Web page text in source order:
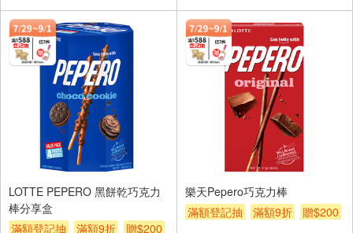
LOTTE PEPERO 黑餅乾巧克力
棒分享盒
滿額登記抽
滿額9折 贈$200
樂天Pepero巧克力棒
滿額登記抽
滿額9折 贈$200